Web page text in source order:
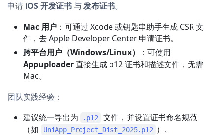
申请 iOS 开发证书与发布证书。
Mac 用户 ：可通过 Xcode 或钥匙串助手生成 CSR 文
件，去 Apple Developer Center 申请证书。
跨平台用户（Windows/Linux）
：可使用
Appuploader直接生成 p12 证书和描述文件，无需
Mac。
团队实践经验：
建议统一导出为
.p12
文件，并设置证书命名规范
（如
UniApp_Project_Dist_2025.p12 ）。